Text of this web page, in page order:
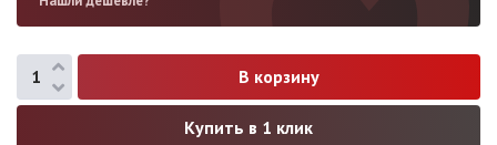
Купить в 1 клик